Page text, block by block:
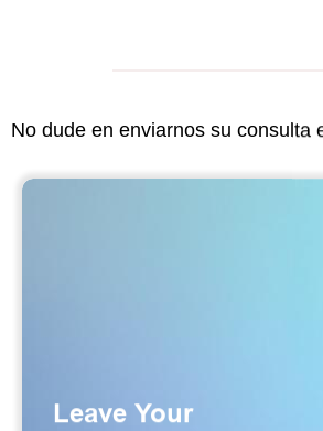
No dude en enviarnos su consulta